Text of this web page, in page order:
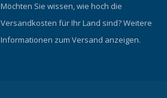
Möchten Sie wissen, wie hoch die
Versandkosten für Ihr Land sind?Weitere
Informationen zum Versand anzeigen.